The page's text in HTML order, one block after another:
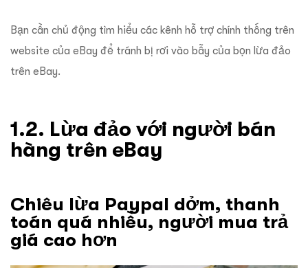
Bạn cần chủ động tìm hiểu các kênh hỗ trợ chính thống trên
website của eBay để tránh bị rơi vào bẫy của bọn lừa đảo
trên eBay.
1.2. Lừa đảo với người bán
hàng trên eBay
Chiêu lừa Paypal dởm, thanh
toán quá nhiều, người mua trả
giá cao hơn